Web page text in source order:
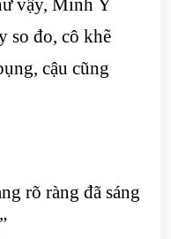
vậy, Minh Ý
so đo, cô khẽ
cậu cũng
rõ ràng đã sáng